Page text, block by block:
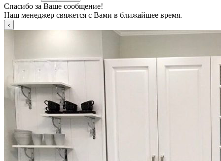
Спасибо за Ваше сообщение!
Наш менеджер свяжется с Вами в ближайшее время.